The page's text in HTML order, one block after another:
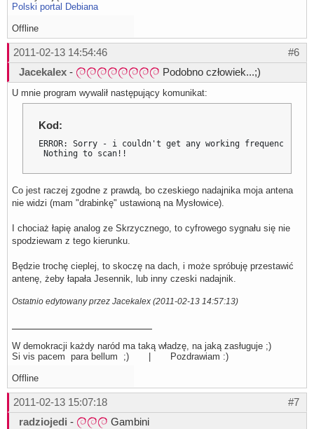
Polski portal Debiana
Offline
#6
2011-02-13 14:54:46
Jacekalex - Podobno człowiek...;)
U mnie program wywalił następujący komunikat:
Kod:
ERROR: Sorry - i couldn't get any working frequency/
Nothing to scan!!
Co jest raczej zgodne z prawdą, bo czeskiego nadajnika moja antena
nie widzi (mam "drabinkę" ustawioną na Mysłowice).
I chociaż łapię analog ze Skrzycznego, to cyfrowego sygnału się nie
spodziewam z tego kierunku.
Będzie trochę cieplej, to skoczę na dach, i może spróbuję przestawić
antenę, żeby łapała Jesennik, lub inny czeski nadajnik.
Ostatnio edytowany przez Jacekalex (2011-02-13 14:57:13)
W demokracji każdy naród ma taką władzę, na jaką zasługuje ;)
Si vis pacem para bellum ;) | Pozdrawiam :)
Offline
#7
2011-02-13 15:07:18
radziojedi - Gambini